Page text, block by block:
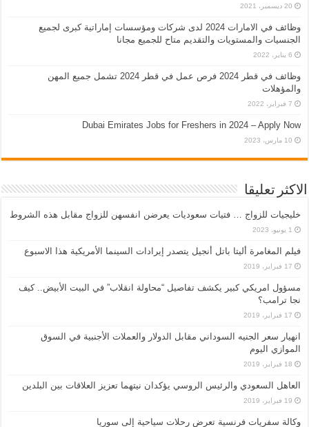
20 ديسمبر، 2021
وظائف في الامارات 2024 لدى شركات ومؤسسات إماراتية كبرى لجميع
الجنسيات والمستويات والتقديم متاح للجميع مجانا
6 يناير، 2022
وظائف في قطر 2024 فرص عمل في قطر 2024 تشمل جميع المهن
والمؤهلات
7 فبراير، 2022
Dubai Emirates Jobs for Freshers in 2024 – Apply Now
10 مارس، 2023
الاكثر تعليقا
خليجيات للزواج … فتيات سعوديات يعرضن انفسهن للزواج مقابل هذه الشروط
1 يونيو، 2023
فيلم المغامرة أليتا‭ ‬باتل أنجيل يتصدر إيرادات السينما الأمريكية هذا الاسبوع
17 فبراير، 2019
مسؤول امريكي كبير يكشف تفاصيل “محاولة انقلاب” في البيت الأبيض.. كيف
نجا ترامب؟
17 فبراير، 2019
انهيار سعر الجنيه السوداني مقابل الدولار والعملات الأجنبية في السوق
الموازي اليوم
18 فبراير، 2019
العاهل السعودي والرئيس الروسي يؤكدان نيتهما تعزيز العلاقات بين البلدين
19 فبراير، 2019
وكالة سفريات فرنسية تعرض رحلات سياحية إلى سوريا